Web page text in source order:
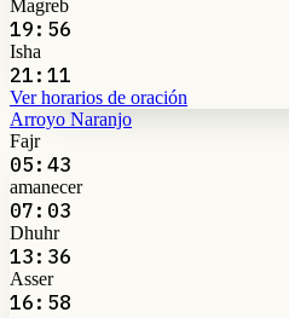
Magreb
19:56
Isha
21:11
Ver horarios de oración
Arroyo Naranjo
Fajr
05:43
amanecer
07:03
Dhuhr
13:36
Asser
16:58